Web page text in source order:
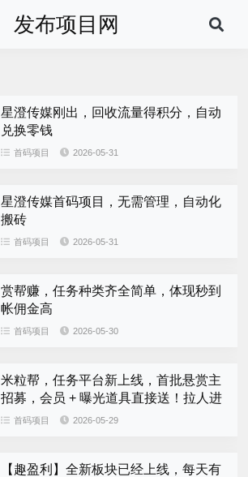
发布项目网
星澄传媒刚出，回收流量得积分，自动
兑换零钱
首码项目 2026-05-31
星澄传媒首码项目，无需管理，自动化
搬砖
首码项目 2026-05-31
赏帮赚，任务种类齐全简单，体现秒到
帐佣金高
首码项目 2026-05-30
米粒帮，任务平台新上线，首批悬赏主
招募，会员 + 曝光道具直接送！拉人进
群再领海量道具
首码项目 2026-05-29
【趣盈利】全新板块已经上线，每天有